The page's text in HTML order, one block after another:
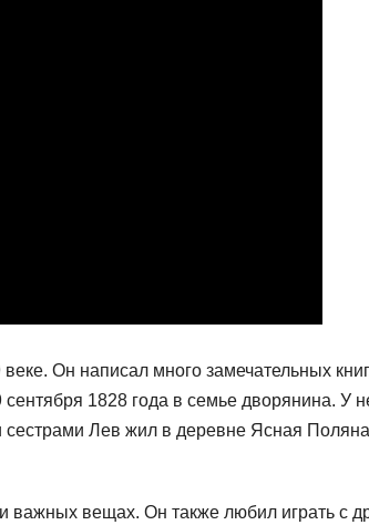
Он написал много замечательных
1828 года в семье дворянина. У
Лев жил в деревне Ясная
важных вещах. Он также любил играть с